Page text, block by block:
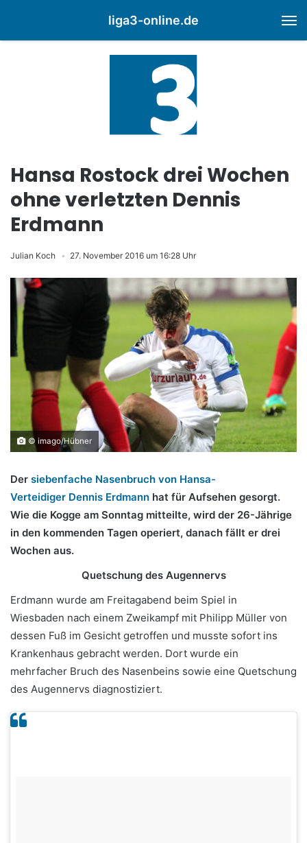
liga3-online.de
Hansa Rostock drei Wochen
ohne verletzten Dennis
Erdmann
Julian Koch 27. November 2016 um 16:28 Uhr
© imago/Hübner
Der siebenfache Nasenbruch von Hansa-
Verteidiger Dennis Erdmann hat für Aufsehen gesorgt.
Wie die Kogge am Sonntag mitteilte, wird der 26-Jährige
in den kommenden Tagen operiert, danach fällt er drei
Wochen aus.
Quetschung des Augennervs
Erdmann wurde am Freitagabend beim Spiel in
Wiesbaden nach einem Zweikampf mit Philipp Müller von
dessen Fuß im Gesicht getroffen und musste sofort ins
Krankenhaus gebracht werden. Dort wurde ein
mehrfacher Bruch des Nasenbeins sowie eine Quetschung
des Augennervs diagnostiziert.